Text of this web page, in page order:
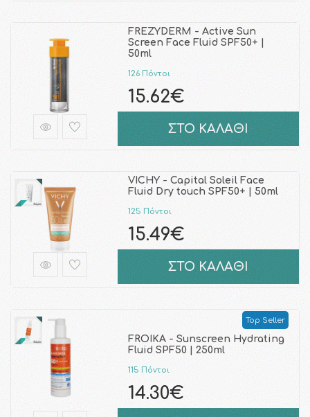
FREZYDERM - Active Sun
Screen Face Fluid SPF50+ |
50ml
126 Πόντοι
15.62€
ΣΤΟ ΚΑΛΑΘΙ
VICHY - Capital Soleil Face
Fluid Dry touch SPF50+ | 50ml
125 Πόντοι
15.49€
ΣΤΟ ΚΑΛΑΘΙ
Top Seller
FROIKA - Sunscreen Hydrating
Fluid SPF50 | 250ml
115 Πόντοι
14.30€